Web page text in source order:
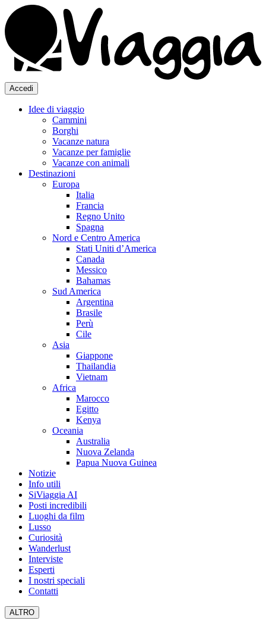
Accedi
Idee di viaggio
Cammini
Borghi
Vacanze natura
Vacanze per famiglie
Vacanze con animali
Destinazioni
Europa
Italia
Francia
Regno Unito
Spagna
Nord e Centro America
Stati Uniti d’America
Canada
Messico
Bahamas
Sud America
Argentina
Brasile
Perù
Cile
Asia
Giappone
Thailandia
Vietnam
Africa
Marocco
Egitto
Kenya
Oceania
Australia
Nuova Zelanda
Papua Nuova Guinea
Notizie
Info utili
SiViaggia AI
Posti incredibili
Luoghi da film
Lusso
Curiosità
Wanderlust
Interviste
Esperti
I nostri speciali
Contatti
ALTRO